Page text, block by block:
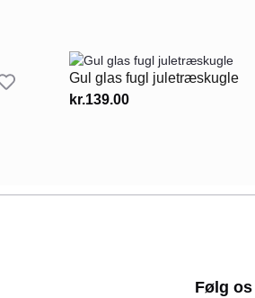
Gul glas fugl juletræskugle
kr.139.00
Følg os